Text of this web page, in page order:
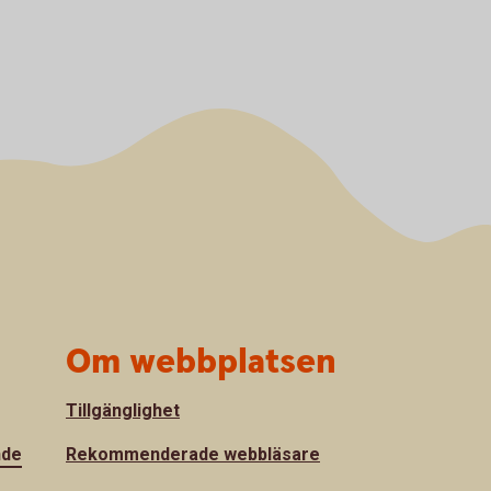
Om webbplatsen
Tillgänglighet
Rekommenderade webbläsare